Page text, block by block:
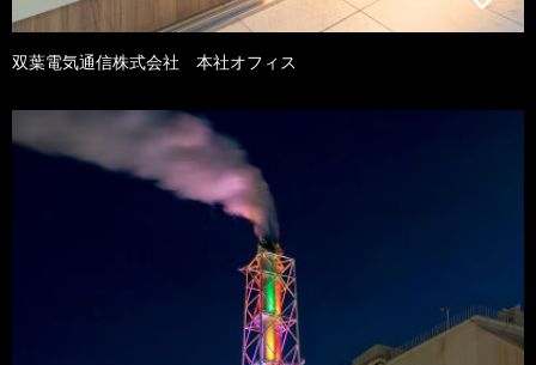
双葉電気通信株式会社 本社オフィス